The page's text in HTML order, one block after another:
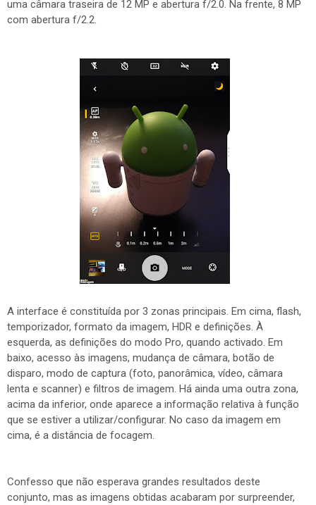
uma câmara traseira de 12 MP e abertura f/2.0. Na frente, 8 MP
com abertura f/2.2.
A interface é constituída por 3 zonas principais. Em cima, flash,
temporizador, formato da imagem, HDR e definições. À
esquerda, as definições do modo Pro, quando activado. Em
baixo, acesso às imagens, mudança de câmara, botão de
disparo, modo de captura (foto, panorâmica, vídeo, câmara
lenta e scanner) e filtros de imagem. Há ainda uma outra zona,
acima da inferior, onde aparece a informação relativa à função
que se estiver a utilizar/configurar. No caso da imagem em
cima, é a distância de focagem.
Confesso que não esperava grandes resultados deste
conjunto, mas as imagens obtidas acabaram por surpreender,